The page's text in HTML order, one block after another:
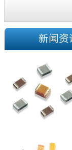
温钽电
新闻资